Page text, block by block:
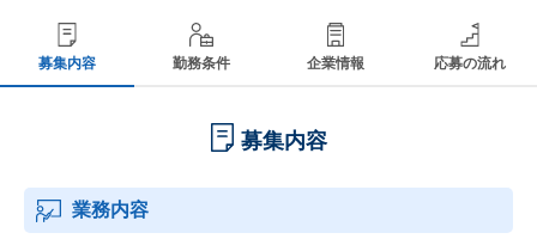
募集内容 勤務条件 企業情報 応募の流れ
募集内容
業務内容